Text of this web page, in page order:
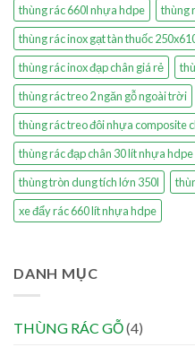
thùng rác 660l nhựa hdpe
thùng
thùng rác inox gạt tàn thuốc
thùng rác inox đạp chân giá rẻ
thùng rác treo 2 ngăn gỗ ngoài trời
thùng rác treo đôi nhựa composite
thùng rác đạp chân 30 lít nhựa hdpe
thùng tròn dung tích lớn 350l
xe đẩy rác 660 lít nhựa hdpe
DANH MỤC
THÙNG RÁC GỖ(4)